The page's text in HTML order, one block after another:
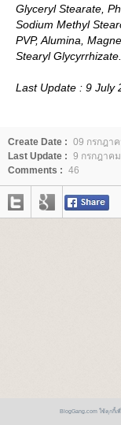
Glyceryl Stearate,
Sodium Methyl
PVP, Alumina,
Stearyl Glycyrrhizate.
Last Update : 9 July
Create Date : 09 กรกฎา
Last Update : 9 กรกฎาค
Comments : 46
BlogGang.com ใช้คุกกี้